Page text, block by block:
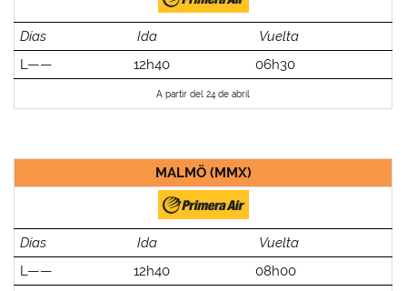
Días Ida
Vuelta
L——
12h40 06h30
A partir del 24 de abril
MALMÖ (MMX)
Días Ida
Vuelta
L——
12h40 08h00